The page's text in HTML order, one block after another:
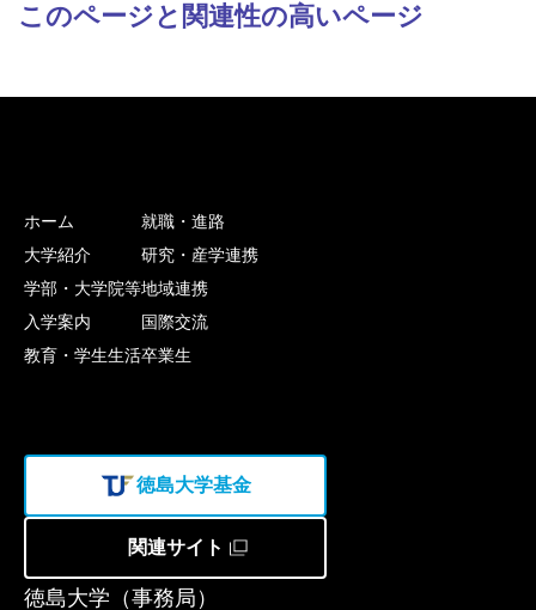
このページと関連性の高いページ
徳島大学（事務局）
ホーム
大学紹介
学部・大学院等
入学案内
教育・学生生活
就職・進路
研究・産学連携
地域連携
国際交流
卒業生
徳島大学基金
関連サイト